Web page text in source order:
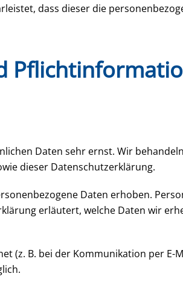
dass dieser die
Daten sehr ernst. Wir
dieser Datenschutzerklärung.
Daten erhoben.
erläutert, welche Daten wir
(z. B. bei der Kommunikation per E-